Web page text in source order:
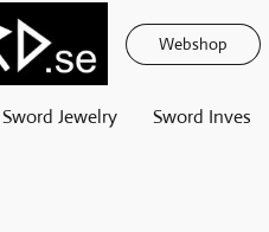
Webshop
Sword Jewelry Sword Invest